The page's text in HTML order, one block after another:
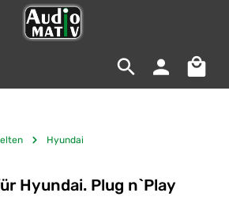
Hyundai
Hyundai. Plug n`Play